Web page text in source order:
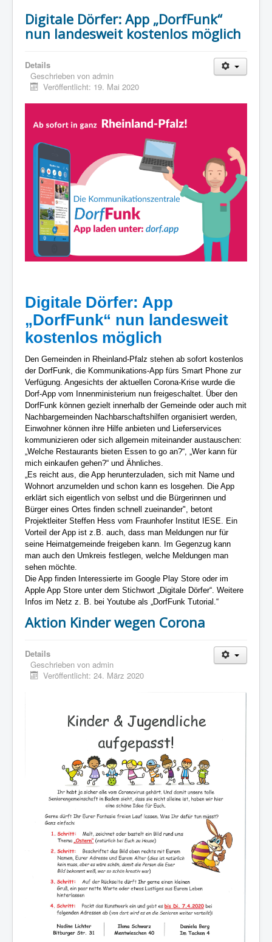
Digitale Dörfer: App „DorfFunk“
nun landesweit kostenlos möglich
Details
Geschrieben von admin
Veröffentlicht: 19. Mai 2020
Digitale Dörfer: App
„DorfFunk“ nun landesweit
kostenlos möglich
Den Gemeinden in Rheinland-Pfalz stehen ab sofort kostenlos
der DorfFunk, die Kommunikations-App fürs Smart Phone zur
Verfügung. Angesichts der aktuellen Corona-Krise wurde die
Dorf-App vom Innenministerium nun freigeschaltet. Über den
DorfFunk können gezielt innerhalb der Gemeinde oder auch mit
Nachbargemeinden Nachbarschaftshilfen organisiert werden,
Einwohner können ihre Hilfe anbieten und Lieferservices
kommunizieren oder sich allgemein miteinander austauschen:
„Welche Restaurants bieten Essen to go an?“, „Wer kann für
mich einkaufen gehen?“ und Ähnliches.
„Es reicht aus, die App herunterzuladen, sich mit Name und
Wohnort anzumelden und schon kann es losgehen. Die App
erklärt sich eigentlich von selbst und die Bürgerinnen und
Bürger eines Ortes finden schnell zueinander", betont
Projektleiter Steffen Hess vom Fraunhofer Institut IESE. Ein
Vorteil der App ist z.B. auch, dass man Meldungen nur für
seine Heimatgemeinde freigeben kann. Im Gegenzug kann
man auch den Umkreis festlegen, welche Meldungen man
sehen möchte.
Die App finden Interessierte im Google Play Store oder im
Apple App Store unter dem Stichwort „Digitale Dörfer“. Weitere
Infos im Netz z. B. bei Youtube als „DorfFunk Tutorial.“
Aktion Kinder wegen Corona
Details
Geschrieben von admin
Veröffentlicht: 24. März 2020